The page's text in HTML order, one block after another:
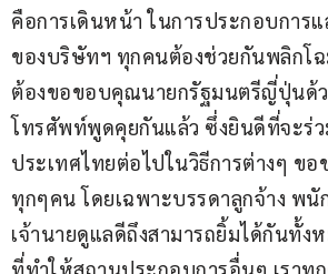
คือการเดินหน้า ในการประกอบการแ
ของบริษัทฯ ทุกคนต้องช่วยกันพลิกโ
ต้องขอขอบคุณนายกรัฐมนตรีญี่ปุ่นด้ว
โทรศัพท์พูดคุยกันแล้ว ซึ่งยินดีที่จะร่
ประเทศไทยต่อไปในวิธีการต่างๆ ข
ทุกๆคน โดยเฉพาะบรรดาลูกจ้าง พนั
เจ้านายดูแลดีถึงสามารถยิ้มได้กันทั้ง
ที่ทำให้สถานประกอบการอื่นๆ เราทุ